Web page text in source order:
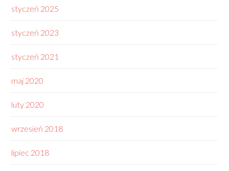
styczeń 2025
styczeń 2023
styczeń 2021
maj 2020
luty 2020
wrzesień 2018
lipiec 2018